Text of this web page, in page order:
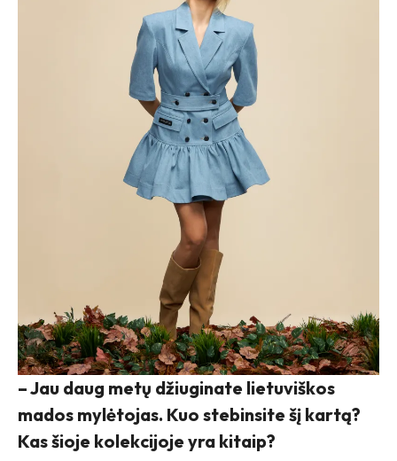
– Jau daug metų džiuginate lietuviškos
mados mylėtojas. Kuo stebinsite šį kartą?
Kas šioje kolekcijoje yra kitaip?